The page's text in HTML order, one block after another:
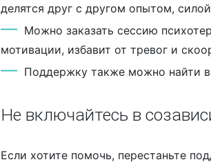
делятся друг с другом опытом,
Можно заказать сессию
мотивации, избавит от тревог и
Поддержку также можно найти
Не включайтесь в
Если хотите помочь, перестаньте